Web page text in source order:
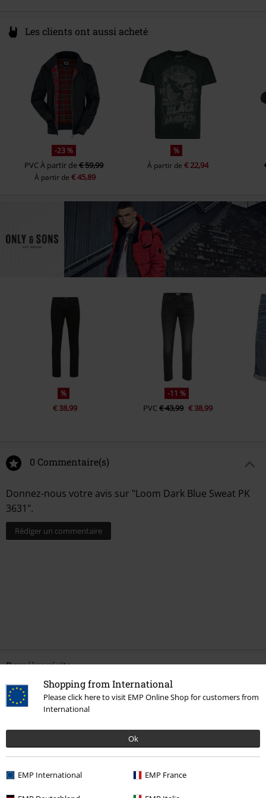
Shopping from International
Please click here to visit EMP Online Shop for customers from
International
Ok
EMP International EMP France
Les clients ont aussi acheté
-23 %
PVCÀ partir de€ 59,99
À partir de€ 45,89
%
À partir de€ 22,94
%
€ 38,99
-11 %
PVC€ 43,99 € 38,99
0 Commentaire(s)
Donnez-nous votre avis sur "Loom Dark Blue Sweat PK
3631".
Rédiger un commentaire
Dernière visite